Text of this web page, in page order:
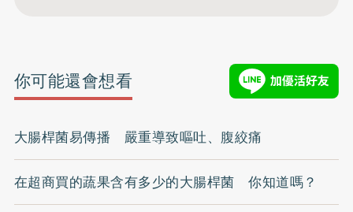
你可能還會想看
大腸桿菌易傳播 嚴重導致嘔吐、腹絞痛
在超商買的蔬果含有多少的大腸桿菌 你知道嗎？